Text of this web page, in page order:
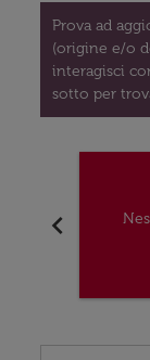
Prova ad
(origine e/o
interagisci
sotto per
chevron_left